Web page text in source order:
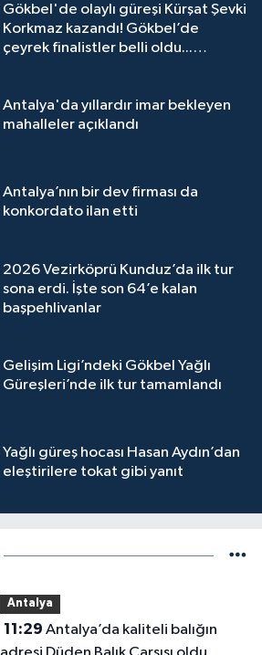
Gökbel'de olaylı güreşi Kürşat Şevki
Korkmaz kazandı! Gökbel’de
çeyrek finalistler belli oldu...
Antalya'da yıllardır imar bekleyen
mahalleler açıklandı
Antalya’nın bir dev firması da
konkordato ilan etti
2026 Vezirköprü Kunduz’da ilk tur
sona erdi. İşte son 64’e kalan
başpehlivanlar
Gelişim Ligi’ndeki Gökbel Yağlı
Güreşleri’nde ilk tur tamamlandı
Yağlı güreş hocası Hasan Aydın’dan
eleştirilere tokat gibi yanıt
Antalya
11:29